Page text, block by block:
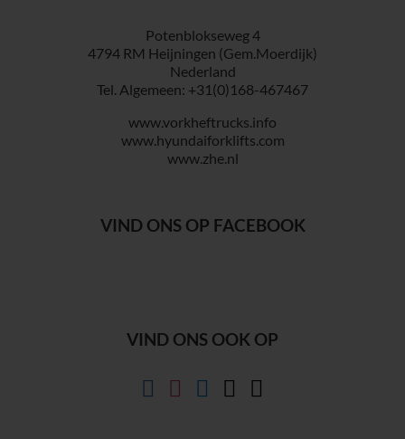
Potenblokseweg 4
4794 RM Heijningen (Gem.Moerdijk)
Nederland
Tel. Algemeen: +31(0)168-467467
www.vorkheftrucks.info
www.hyundaiforklifts.com
www.zhe.nl
VIND ONS OP FACEBOOK
VIND ONS OOK OP